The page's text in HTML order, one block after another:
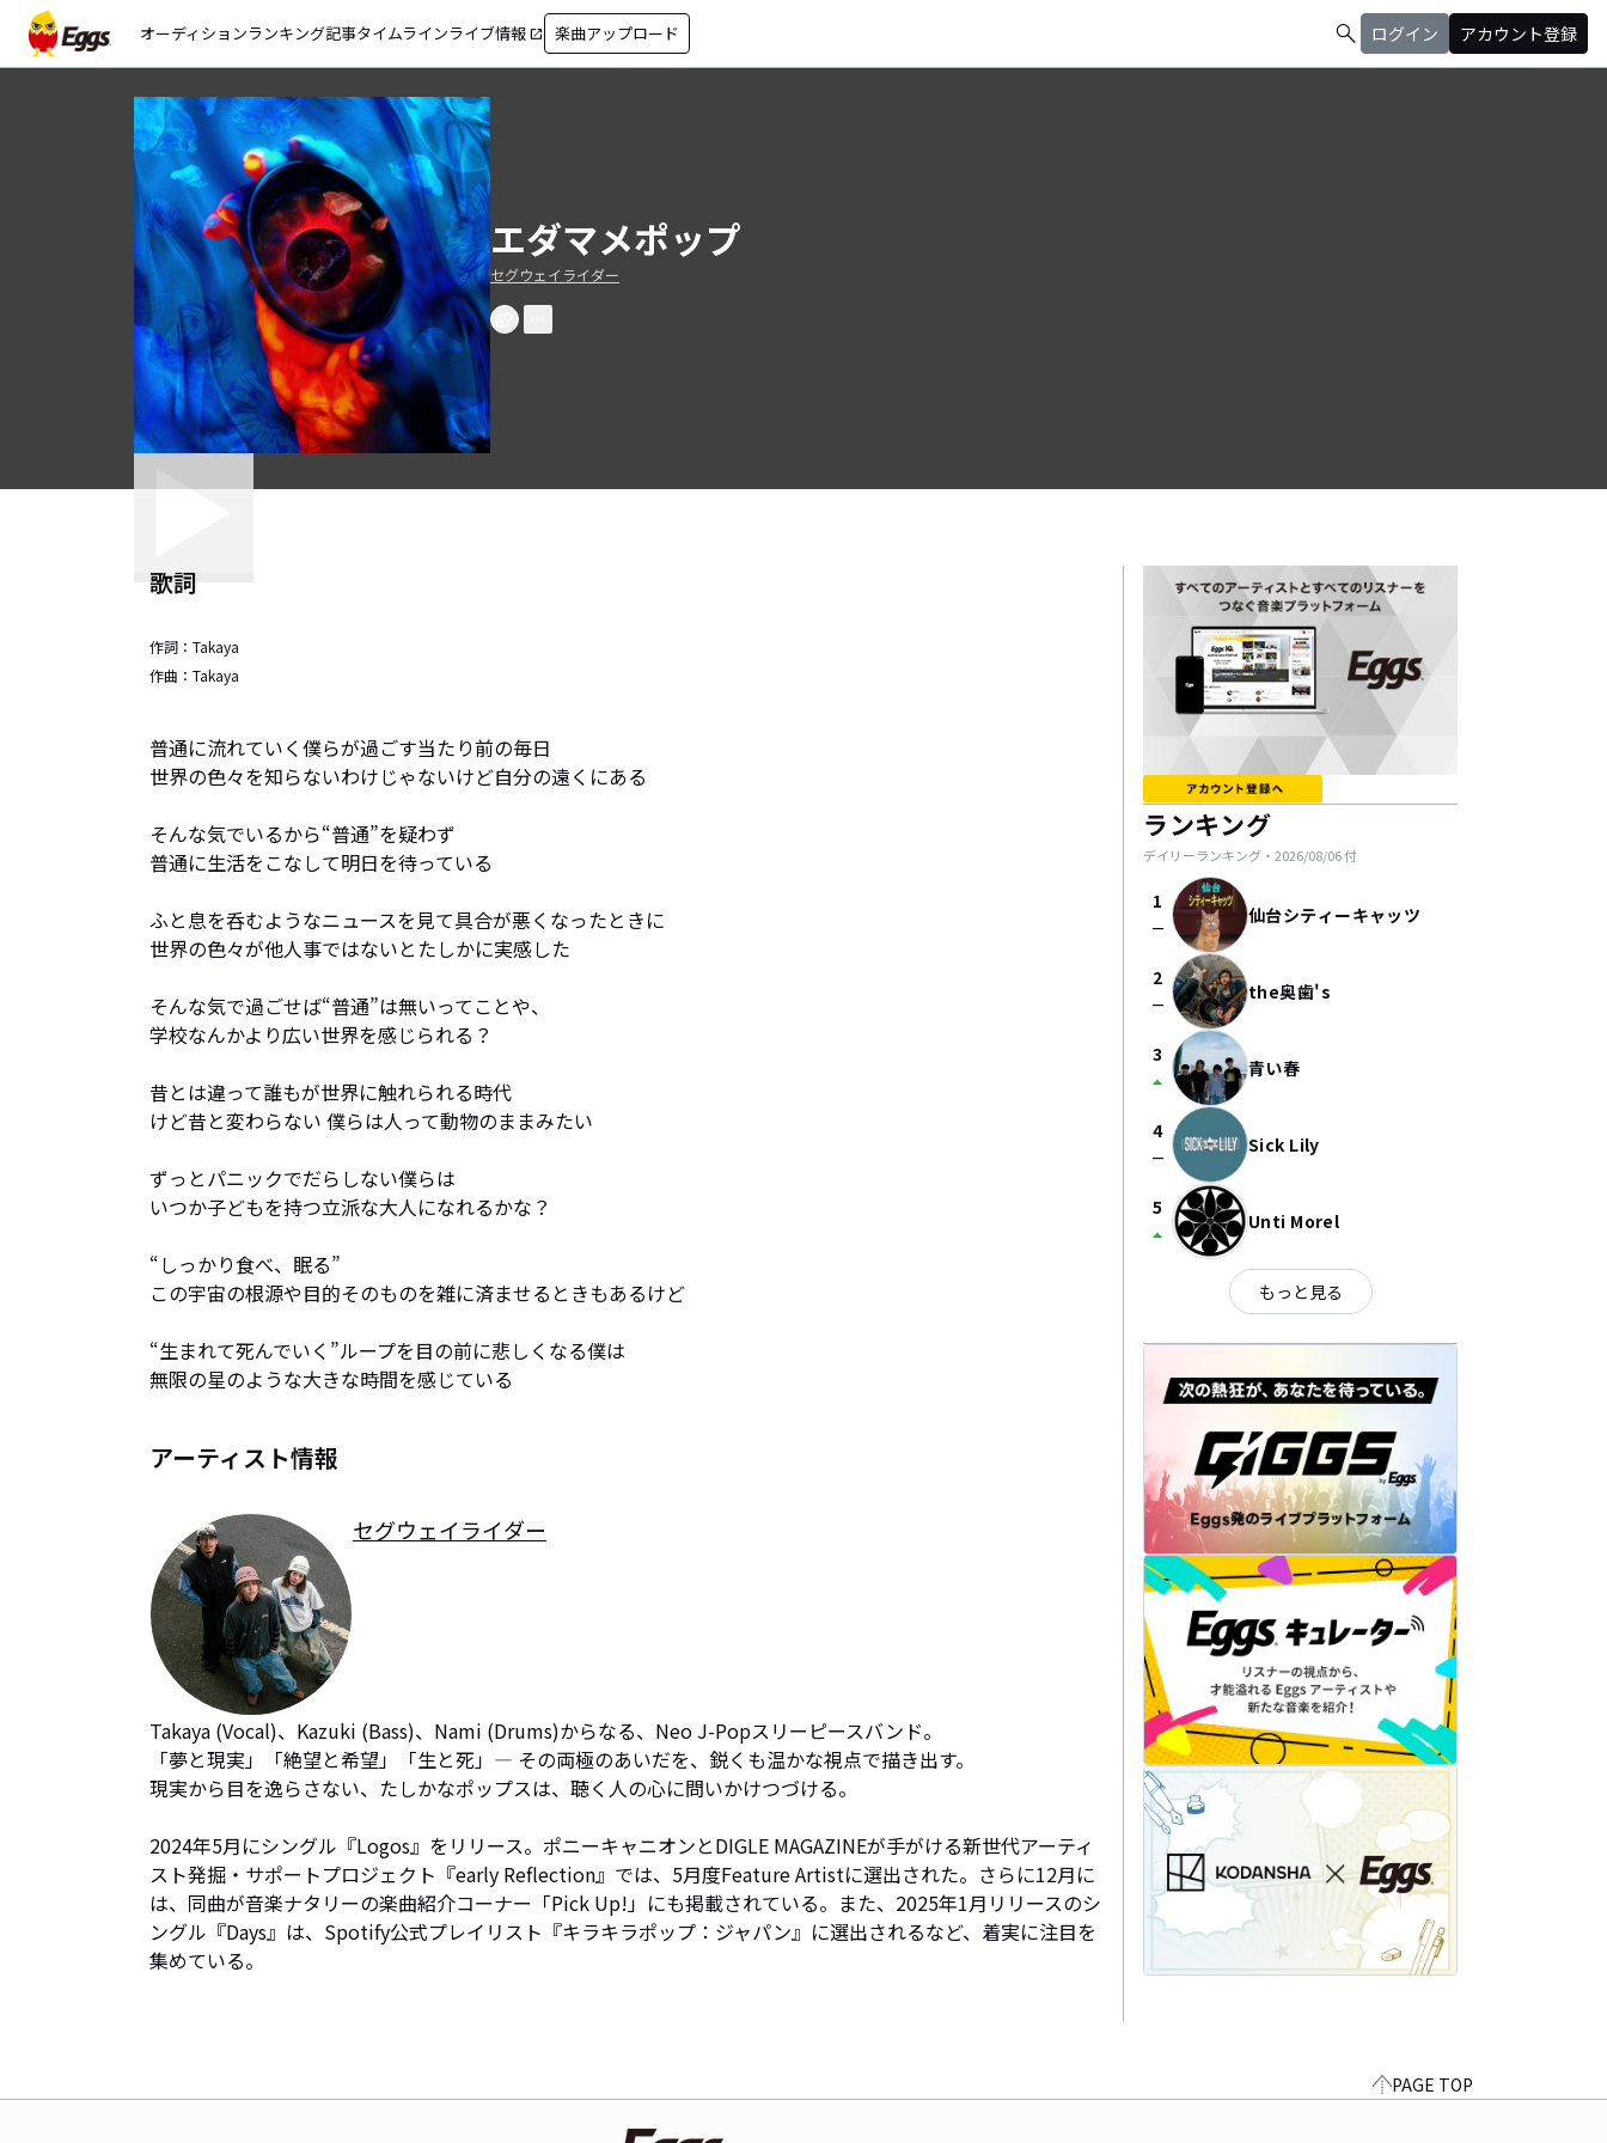
オーディションランキング記事タイムラインライブ情報 open_in_new 楽曲アップロード search ログイン アカウント登録
エダマメポップ
セグウェイライダー
歌詞
作詞： Takaya
作曲： Takaya
普通に流れていく僕らが過ごす当たり前の毎日
世界の色々を知らないわけじゃないけど自分の遠くにある
そんな気でいるから“普通”を疑わず
普通に生活をこなして明日を待っている
ふと息を呑むようなニュースを見て具合が悪くなったときに
世界の色々が他人事ではないとたしかに実感した
そんな気で過ごせば“普通”は無いってことや、
学校なんかより広い世界を感じられる？
昔とは違って誰もが世界に触れられる時代
けど昔と変わらない 僕らは人って動物のままみたい
ずっとパニックでだらしない僕らは
いつか子どもを持つ立派な大人になれるかな？
“しっかり食べ、眠る”
この宇宙の根源や目的そのものを雑に済ませるときもあるけど
“生まれて死んでいく”ループを目の前に悲しくなる僕は
無限の星のような大きな時間を感じている
アーティスト情報
セグウェイライダー
Takaya (Vocal)、Kazuki (Bass)、Nami (Drums)からなる、Neo J-Popスリーピースバンド。
「夢と現実」「絶望と希望」「生と死」— その両極のあいだを、鋭くも温かな視点で描き出す。
現実から目を逸らさない、たしかなポップスは、聴く人の心に問いかけつづける。
2024年5月にシングル『Logos』をリリース。ポニーキャニオンとDIGLE MAGAZINEが手がける新世代アーティ
スト発掘・サポートプロジェクト『early Reflection』では、5月度Feature Artistに選出された。さらに12月に
は、同曲が音楽ナタリーの楽曲紹介コーナー「Pick Up!」にも掲載されている。また、2025年1月リリースのシ
ングル『Days』は、Spotify公式プレイリスト『キラキラポップ：ジャパン』に選出されるなど、着実に注目を
集めている。
ランキング
デイリーランキング・ 2026/08/06付
1
check_indeterminate_small 仙台シティーキャッツ
2
check_indeterminate_small the奥歯's
3
arrow_drop_up 青い春
4
check_indeterminate_small Sick Lily
5
arrow_drop_up Unti Morel
もっと見る
PAGE TOP